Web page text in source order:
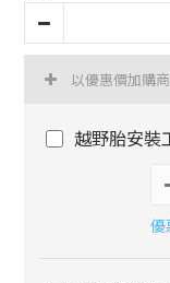
以優惠價加購
越野胎安裝
優